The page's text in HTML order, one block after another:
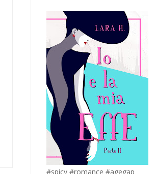
#spicy #romance #agegap